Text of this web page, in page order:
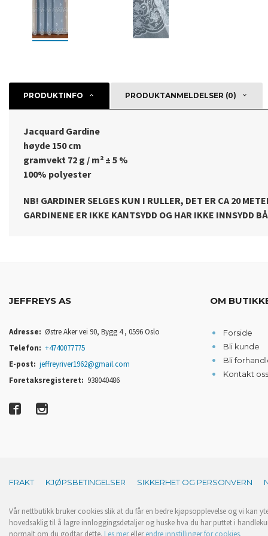
PRODUKTINFO PRODUKTANMELDELSER (0)
Jacquard Gardine
høyde 150 cm
gramvekt 72 g / m² ± 5 %
100% polyester
NB! GARDINER SELGES KUN I RULLER, DET ER CA 20
GARDINENE ER IKKE KANTSYDD OG HAR IKKE INNSYDD
JEFFREYS AS
Adresse: Østre Aker vei 90, Bygg 4 , 0596 Oslo
Telefon: +4740077775
E-post: jeffreyriver1962@gmail.com
Foretaksregisteret: 938040486
OM
Forside
Bli kunde
Bli
Kontakt oss
FRAKT KJØPSBETINGELSER SIKKERHET OG PERSONVERN
Vår nettbutikk bruker cookies slik at du får en bedre kjøpsopplevelse og vi kan
hovedsaklig til å lagre innloggingsdetaljer og huske hva du har puttet i
normalt om du godtar dette. Les merellerendre innstillinger for cookies.